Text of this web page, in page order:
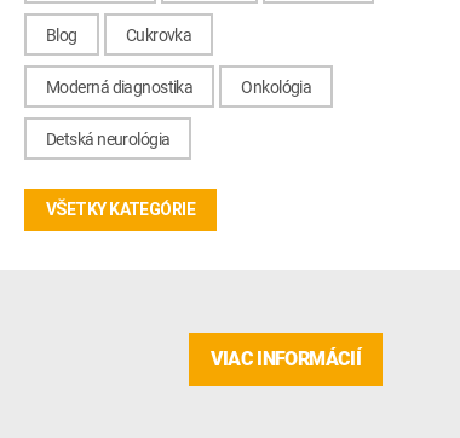
Blog Cukrovka
Moderná diagnostika Onkológia
Detská neurológia
VŠETKY KATEGÓRIE
VIAC INFORMÁCIÍ